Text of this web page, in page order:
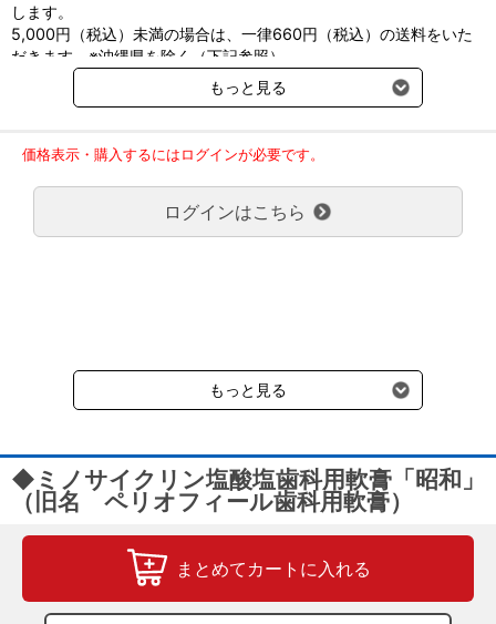
します。
5,000円（税込）未満の場合は、一律660円（税込）の送料をいた
だきます。※沖縄県を除く（下記参照）
※2017年11月14日（火）より沖縄県へのお届けにつきましては、1
回のご注文金額（税込）が、30,000円以上で配送無料となります。
ご了承のほどよろしくお願い致します。
弊社都合でお届けが２回以上に分かれる場合の送料負担は、１回分
のみで新たな送料は発生しません。
大型商品送料が必要な商品をご注文の場合は、大型商品送料のみご
負担頂きます。
受けます。
もっと見る
価格表示・購入するにはログインが必要です。
ログインはこちら
もっと見る
◆ミノサイクリン塩酸塩歯科用軟膏「昭和」
（旧名 ペリオフィール歯科用軟膏）
まとめてカートに入れる